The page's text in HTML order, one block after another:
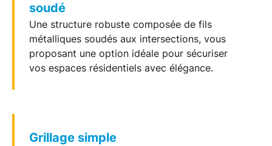
soudé
Une structure robuste composée de fils
métalliques soudés aux intersections, vous
proposant une option idéale pour sécuriser
vos espaces résidentiels avec élégance.
Grillage simple